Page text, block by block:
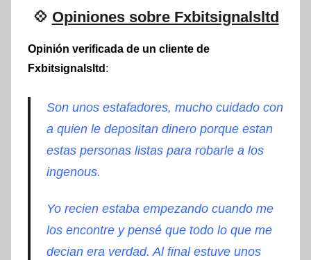
💠 Opiniones sobre Fxbitsignalsltd
Opinión verificada de un cliente de
Fxbitsignalsltd :
Son unos estafadores, mucho cuidado con
a quien le depositan dinero porque estan
estas personas listas para robarle a los
ingenous.
Yo recien estaba empezando cuando me
los encontre y pensé que todo lo que me
decian era verdad. Al final estuve unos